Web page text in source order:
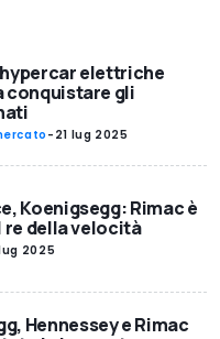
elettriche
conquistare gli
- 21 lug 2025
Koenigsegg: Rimac è
re della velocità
lug 2025
Hennessey e Rimac